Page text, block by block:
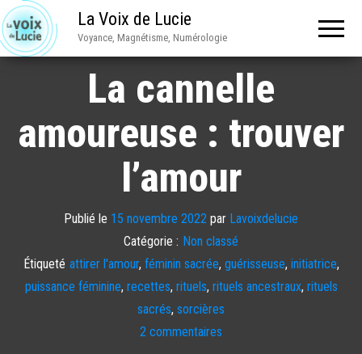
La Voix de Lucie
Voyance, Magnétisme, Numérologie
La cannelle
amoureuse : trouver
l’amour
Publié le 15 novembre 2022 par Lavoixdelucie
Catégorie : Non classé
Étiqueté attirer l'amour, féminin sacrée, guérisseuse, initiatrice,
puissance féminine, recettes, rituels, rituels ancestraux, rituels
sacrés, sorcières
2 commentaires